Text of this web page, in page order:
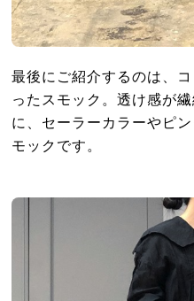
最後にご紹介するのは、
ったスモック。透け感が
に、セーラーカラーやピ
モックです。